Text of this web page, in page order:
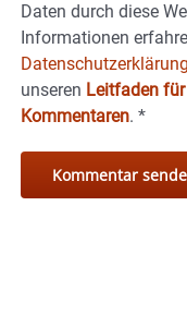
Daten durch diese
Informationen
unseren Leitfaden
Kommentaren. *